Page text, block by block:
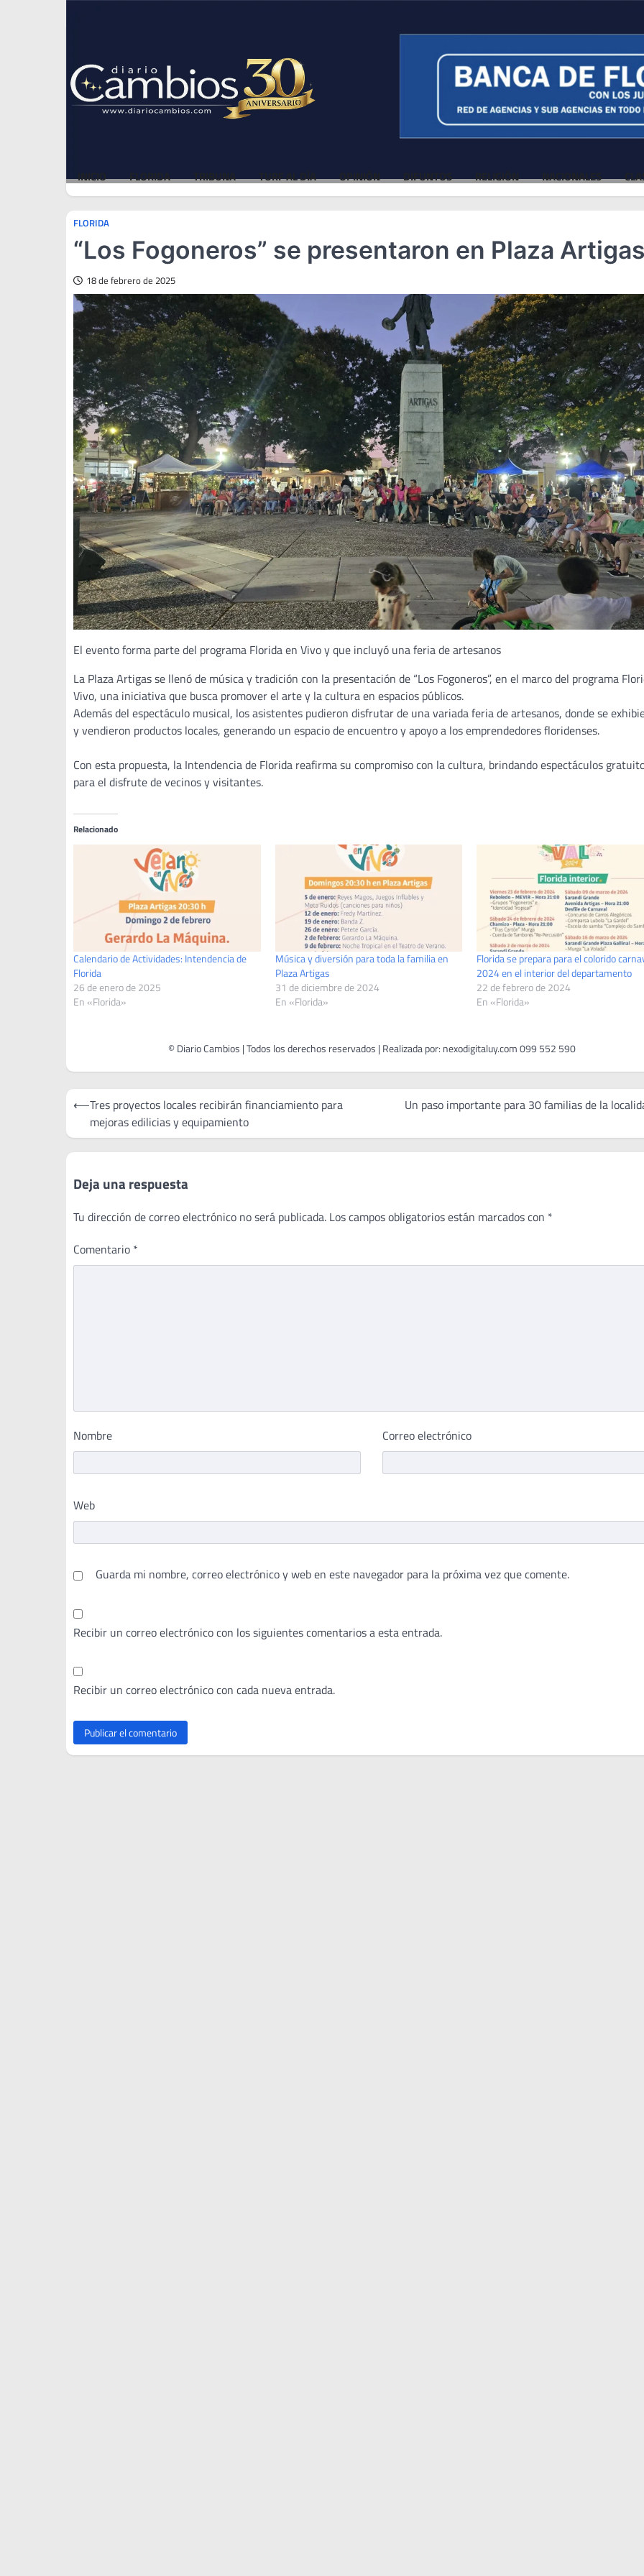
INICIO FLORIDA TRIBUNA TURF AL DÍA OPINIÓN DIFUNTOS RELIGIÓN NACIONALES
FLORIDA
“Los Fogoneros” se presentaron en Plaza
18 de febrero de 2025
El evento forma parte del programa Florida en Vivo y que incluyó una feria de artesanos
La Plaza Artigas se llenó de música y tradición con la presentación de “Los Fogoneros”, en el marco del programa
Vivo, una iniciativa que busca promover el arte y la cultura en espacios públicos.
Además del espectáculo musical, los asistentes pudieron disfrutar de una variada feria de artesanos, donde se
y vendieron productos locales, generando un espacio de encuentro y apoyo a los emprendedores floridenses.
Con esta propuesta, la Intendencia de Florida reafirma su compromiso con la cultura, brindando espectáculos
para el disfrute de vecinos y visitantes.
Relacionado
Calendario de Actividades: Intendencia de
Florida
26 de enero de 2025
En «Florida»
Música y diversión para toda la familia en
Plaza Artigas
31 de diciembre de 2024
En «Florida»
Florida se prepara para el colorido
2024 en el interior del departamento
22 de febrero de 2024
En «Florida»
Navegación
entradas
⟵Tres proyectos locales recibirán financiamiento para
mejoras edilicias y equipamiento
Un paso importante para 30 familias de la
Deja una respuesta
Tu dirección de correo electrónico no será publicada. Los campos obligatorios están marcados con *
Comentario *
Nombre Correo electrónico
Web
Guarda mi nombre, correo electrónico y web en este navegador para la próxima vez que comente.
Recibir un correo electrónico con los siguientes comentarios a esta entrada.
Recibir un correo electrónico con cada nueva entrada.